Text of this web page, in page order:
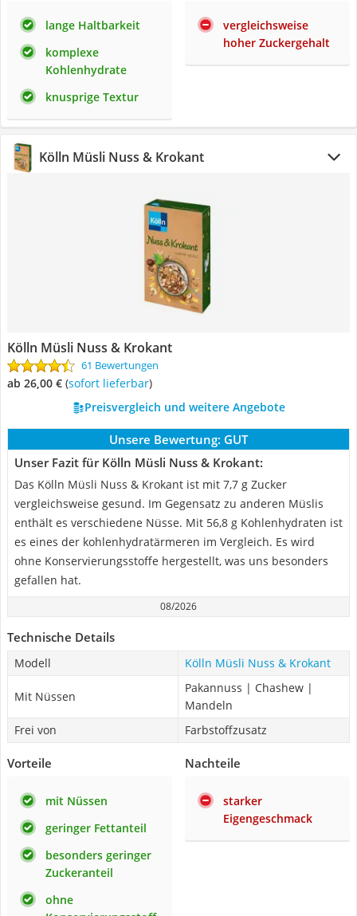
lange Haltbarkeit
komplexe
Kohlenhydrate
knusprige Textur
vergleichsweise
hoher Zuckergehalt
Kölln Müsli Nuss & Krokant
Kölln Müsli Nuss & Krokant
61 Bewertungen
ab 26,00 € ( Sofort lieferbar)
Preisvergleich und weitere Angebote
Unsere Bewertung: GUT
Unser Fazit für Kölln Müsli Nuss & Krokant:
Das Kölln Müsli Nuss & Krokant ist mit 7,7 g Zucker
vergleichsweise gesund. Im Gegensatz zu anderen Müslis
enthält es verschiedene Nüsse. Mit 56,8 g Kohlenhydraten ist
es eines der kohlenhydratärmeren im Vergleich. Es wird
ohne Konservierungsstoffe hergestellt, was uns besonders
gefallen hat.
08/2026
Technische Details
Modell Kölln Müsli Nuss & Krokant
Mit Nüssen
Pakannuss | Chashew |
Mandeln
Frei von
Farbstoffzusatz
Vorteile
mit Nüssen
geringer Fettanteil
besonders geringer
Zuckeranteil
ohne
Nachteile
starker
Eigengeschmack